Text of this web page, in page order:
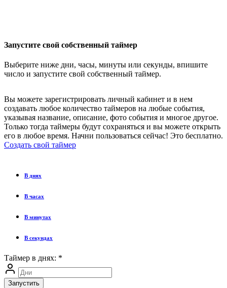
Запустите свой собственный таймер
Выберите ниже дни, часы, минуты или секунды, впишите
число и запустите свой собственный таймер.
Вы можете зарегистрировать личный кабинет и в нем
создавать любое количество таймеров на любые события,
указывая название, описание, фото события и многое другое.
Только тогда таймеры будут сохраняться и вы можете открыть
его в любое время. Начни пользоваться сейчас! Это бесплатно.
Создать свой таймер
В днях
В часах
В минутах
В секундах
Таймер в днях: *
Запустить